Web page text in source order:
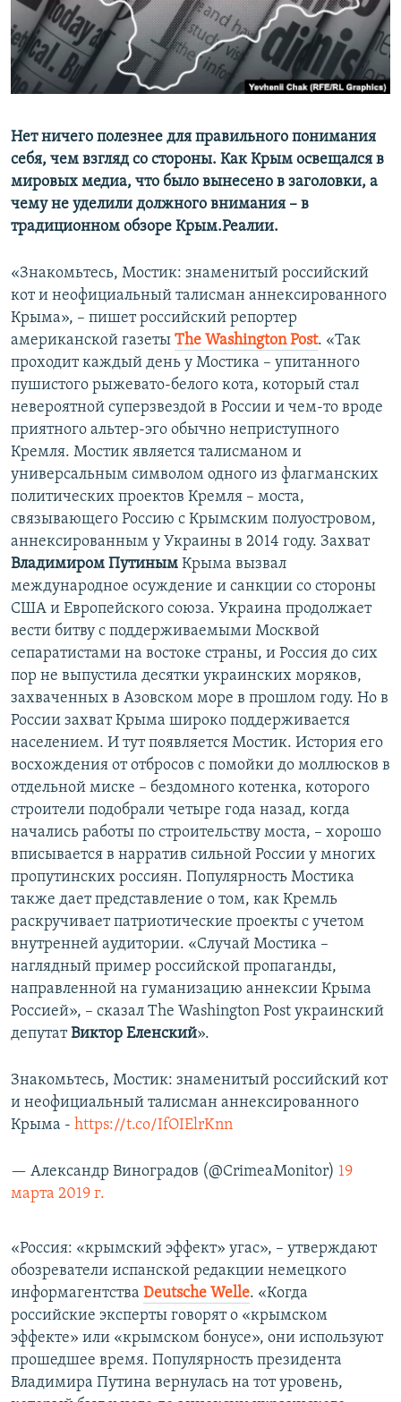
ПОБЕДИТЕЛЕЙ НЕ СУДЯТ?
КРЫМ.НЕПОКОРЕННЫЙ
ELIFBE
ПРИСОЕДИНЯЙТЕСЬ!
Все сайты RFE/RL
Нет ничего полезнее для правильного понимания
себя, чем взгляд со стороны. Как Крым освещался в
мировых медиа, что было вынесено в заголовки, а
чему не уделили должного внимания – в
традиционном обзоре Крым.Реалии.
«Знакомьтесь, Мостик: знаменитый российский
кот и неофициальный талисман аннексированного
Крыма», – пишет российский репортер
американской газеты The Washington Post. «Так
проходит каждый день у Мостика – упитанного
пушистого рыжевато-белого кота, который стал
невероятной суперзвездой в России и чем-то вроде
приятного альтер-эго обычно неприступного
Кремля. Мостик является талисманом и
универсальным символом одного из флагманских
политических проектов Кремля – моста,
связывающего Россию с Крымским полуостровом,
аннексированным у Украины в 2014 году. Захват
Владимиром Путиным Крыма вызвал
международное осуждение и санкции со стороны
США и Европейского союза. Украина продолжает
вести битву с поддерживаемыми Москвой
сепаратистами на востоке страны, и Россия до сих
пор не выпустила десятки украинских моряков,
захваченных в Азовском море в прошлом году. Но в
России захват Крыма широко поддерживается
населением. И тут появляется Мостик. История его
восхождения от отбросов с помойки до моллюсков в
отдельной миске – бездомного котенка, которого
строители подобрали четыре года назад, когда
начались работы по строительству моста, – хорошо
вписывается в нарратив сильной России у многих
пропутинских россиян. Популярность Мостика
также дает представление о том, как Кремль
раскручивает патриотические проекты с учетом
внутренней аудитории. «Случай Мостика –
наглядный пример российской пропаганды,
направленной на гуманизацию аннексии Крыма
Россией», – сказал The Washington Post украинский
депутатВиктор Еленский».
Знакомьтесь, Мостик: знаменитый российский кот
и неофициальный талисман аннексированного
Крыма - https://t.co/IfOIElrKnn
— Александр Виноградов (@CrimeaMonitor) 19
марта 2019 г.
«Россия: «крымский эффект» угас», – утверждают
обозреватели испанской редакции немецкого
информагентства Deutsche Welle. «Когда
российские эксперты говорят о «крымском
эффекте» или «крымском бонусе», они используют
прошедшее время. Популярность президента
Владимира Путина вернулась на тот уровень,